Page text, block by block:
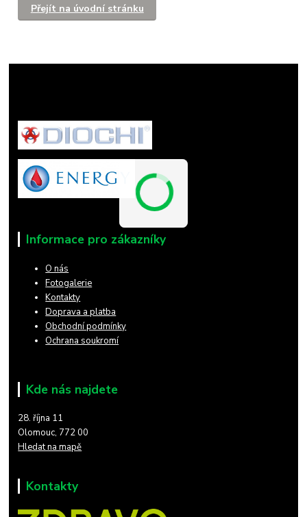
Přejít na úvodní stránku
Informace pro zákazníky
O nás
Fotogalerie
Kontakty
Doprava a platba
Obchodní podmínky
Ochrana soukromí
Kde nás najdete
28. října 11
Olomouc, 772 00
Hledat na mapě
Kontakty